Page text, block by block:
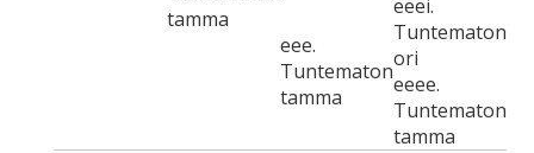
tamma
eee.
Tuntematon
tamma
eeei.
Tuntematon
ori
eeee.
Tuntematon
tamma